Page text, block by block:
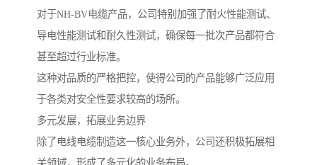
对于NH-BV电缆产品，公司特别加强了耐火性能测试、
导电性能测试和耐久性测试，确保每一批次产品都符合
甚至超过行业标准。
这种对品质的严格把控，使得公司的产品能够广泛应用
于各类对安全性要求较高的场所。
多元发展，拓展业务边界
除了电线电缆制造这一核心业务外，公司还积极拓展相